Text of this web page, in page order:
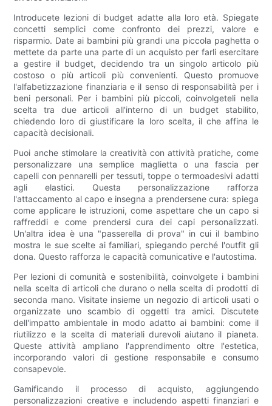
Introducete lezioni di budget adatte alla loro età. Spiegate
concetti semplici come confronto dei prezzi, valore e
risparmio. Date ai bambini più grandi una piccola paghetta o
mettete da parte una parte di un acquisto per farli esercitare
a gestire il budget, decidendo tra un singolo articolo più
costoso o più articoli più convenienti. Questo promuove
l'alfabetizzazione finanziaria e il senso di responsabilità per i
beni personali. Per i bambini più piccoli, coinvolgeteli nella
scelta tra due articoli all'interno di un budget stabilito,
chiedendo loro di giustificare la loro scelta, il che affina le
capacità decisionali.
Puoi anche stimolare la creatività con attività pratiche, come
personalizzare una semplice maglietta o una fascia per
capelli con pennarelli per tessuti, toppe o termoadesivi adatti
agli elastici. Questa personalizzazione rafforza
l'attaccamento al capo e insegna a prendersene cura: spiega
come applicare le istruzioni, come aspettare che un capo si
raffreddi e come prendersi cura dei capi personalizzati.
Un'altra idea è una "passerella di prova" in cui il bambino
mostra le sue scelte ai familiari, spiegando perché l'outfit gli
dona. Questo rafforza le capacità comunicative e l'autostima.
Per lezioni di comunità e sostenibilità, coinvolgete i bambini
nella scelta di articoli che durano o nella scelta di prodotti di
seconda mano. Visitate insieme un negozio di articoli usati o
organizzate uno scambio di oggetti tra amici. Discutete
dell'impatto ambientale in modo adatto ai bambini: come il
riutilizzo e la scelta di materiali durevoli aiutano il pianeta.
Queste attività ampliano l'apprendimento oltre l'estetica,
incorporando valori di gestione responsabile e consumo
consapevole.
Gamificando il processo di acquisto, aggiungendo
personalizzazioni creative e includendo aspetti finanziari e